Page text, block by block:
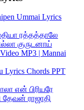
Ummai Lyrics
ரத்தத்தாலே
குருடனாய்
MP3 | Mannai
Lyrics Chords PPT
என் பிரியரே
தேவன் ராஜாதி